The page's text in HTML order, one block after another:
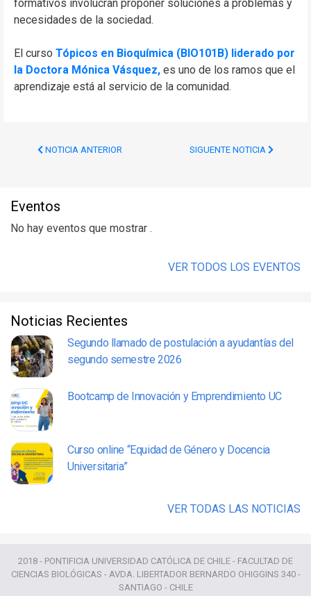
formativos involucran proponer soluciones a problemas y
necesidades de la sociedad.
El curso Tópicos en Bioquímica (BIO101B) liderado por
la Doctora Mónica Vásquez, es uno de los ramos que el
aprendizaje está al servicio de la comunidad.
NOTICIA ANTERIOR SIGUENTE NOTICIA
Eventos
No hay eventos que mostrar .
VER TODOS LOS EVENTOS
Noticias Recientes
Segundo llamado de postulación a ayudantías del
segundo semestre 2026
Bootcamp de Innovación y Emprendimiento UC
Curso online “Equidad de Género y Docencia
Universitaria”
VER TODAS LAS NOTICIAS
2018 - PONTIFICIA UNIVERSIDAD CATÓLICA DE CHILE - FACULTAD DE
CIENCIAS BIOLÓGICAS - AVDA. LIBERTADOR BERNARDO OHIGGINS 340 -
SANTIAGO - CHILE